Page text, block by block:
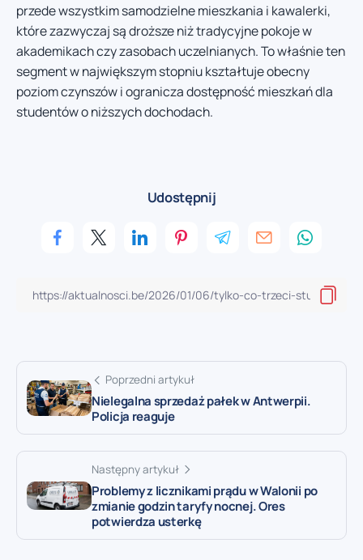
przede wszystkim samodzielne mieszkania i kawalerki,
które zazwyczaj są droższe niż tradycyjne pokoje w
akademikach czy zasobach uczelnianych. To właśnie ten
segment w największym stopniu kształtuje obecny
poziom czynszów i ogranicza dostępność mieszkań dla
studentów o niższych dochodach.
Udostępnij
Poprzedni artykuł
Nielegalna sprzedaż pałek w Antwerpii.
Policja reaguje
Następny artykuł
Problemy z licznikami prądu w Walonii po
zmianie godzin taryfy nocnej. Ores
potwierdza usterkę